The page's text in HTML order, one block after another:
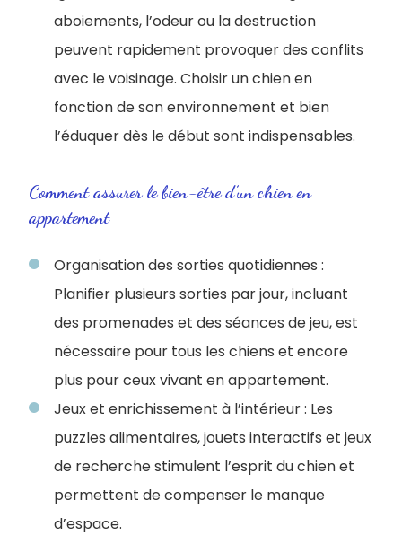
aboiements, l’odeur ou la destruction
peuvent rapidement provoquer des conflits
avec le voisinage. Choisir un chien en
fonction de son environnement et bien
l’éduquer dès le début sont indispensables.
Comment assurer le bien-être d’un chien en
appartement
Organisation des sorties quotidiennes :
Planifier plusieurs sorties par jour, incluant
des promenades et des séances de jeu, est
nécessaire pour tous les chiens et encore
plus pour ceux vivant en appartement.
Jeux et enrichissement à l’intérieur : Les
puzzles alimentaires, jouets interactifs et jeux
de recherche stimulent l’esprit du chien et
permettent de compenser le manque
d’espace.